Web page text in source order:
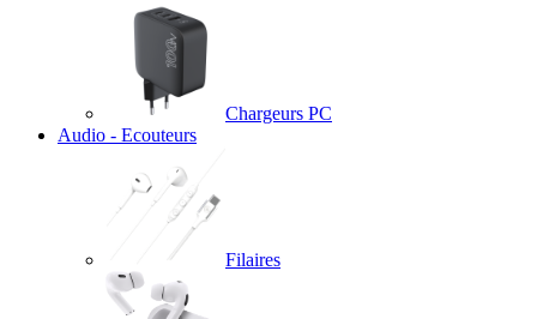
Chargeurs PC
Audio - Ecouteurs
Filaires